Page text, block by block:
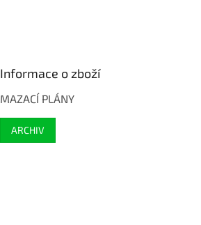
Informace o zboží
MAZACÍ PLÁNY
ARCHIV